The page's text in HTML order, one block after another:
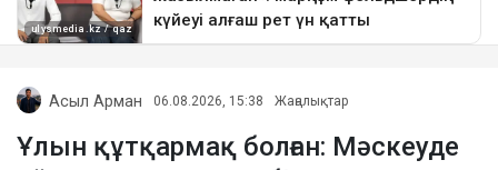
Асыл Арман 06.08.2026, 15:38 Жаңалықтар
Ұлын құтқармақ болған: Мәскеуде